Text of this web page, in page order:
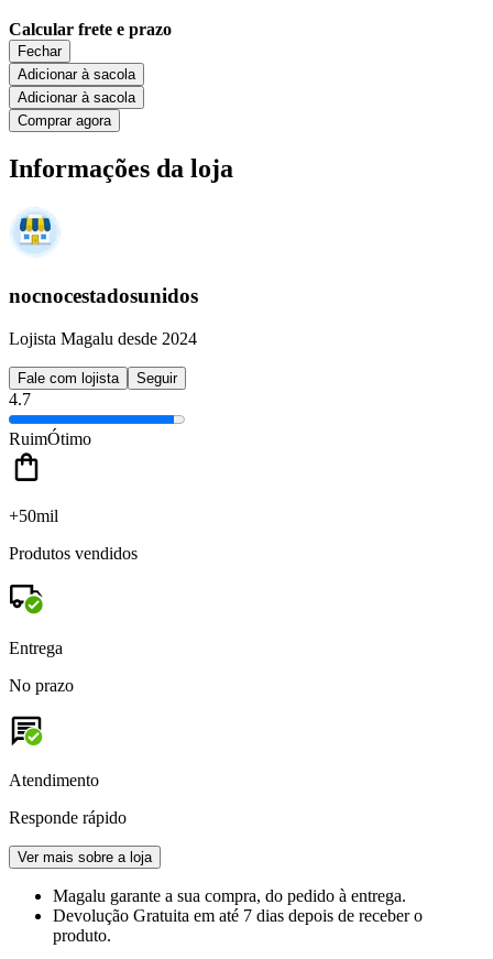
Calcular frete e prazo
Fechar
Adicionar à sacola
Adicionar à sacola
Comprar agora
Informações da loja
nocnocestadosunidos
Lojista Magalu desde 2024
Fale com lojista Seguir
4.7
RuimÓtimo
+50mil
Produtos vendidos
Entrega
No prazo
Atendimento
Responde rápido
Ver mais sobre a loja
Magalu garante a sua compra, do pedido à entrega.
Devolução Gratuita em até 7 dias depois de receber o
produto.